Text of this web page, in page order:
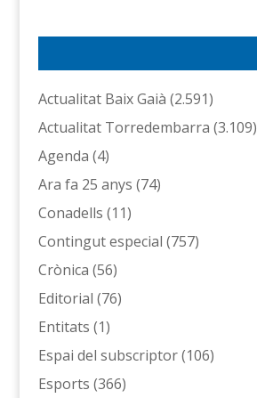
Actualitat Baix Gaià (2.591)
Actualitat Torredembarra (3.109)
Agenda (4)
Ara fa 25 anys (74)
Conadells (11)
Contingut especial (757)
Crònica (56)
Editorial (76)
Entitats (1)
Espai del subscriptor(106)
Esports (366)